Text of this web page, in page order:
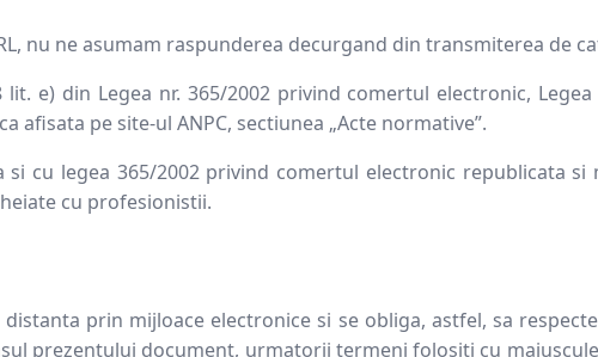
componente
Sistem pluvial
nu ne asumam raspunderea decurgand din transmiterea de
e) din Legea nr. 365/2002 privind comertul electronic,
pe site-ul ANPC, sectiunea „Acte normative”.
cu legea 365/2002 privind comertul electronic republicata si
cu profesionistii.
prin mijloace electronice si se obliga, astfel, sa
prezentului document, urmatorii termeni folositi cu